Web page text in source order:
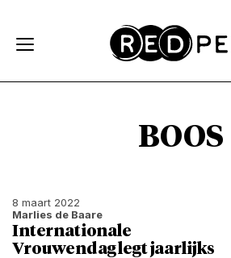
BOOS
8 maart 2022
Marlies de Baare
Internationale
Vrouwendag legt jaarlijks